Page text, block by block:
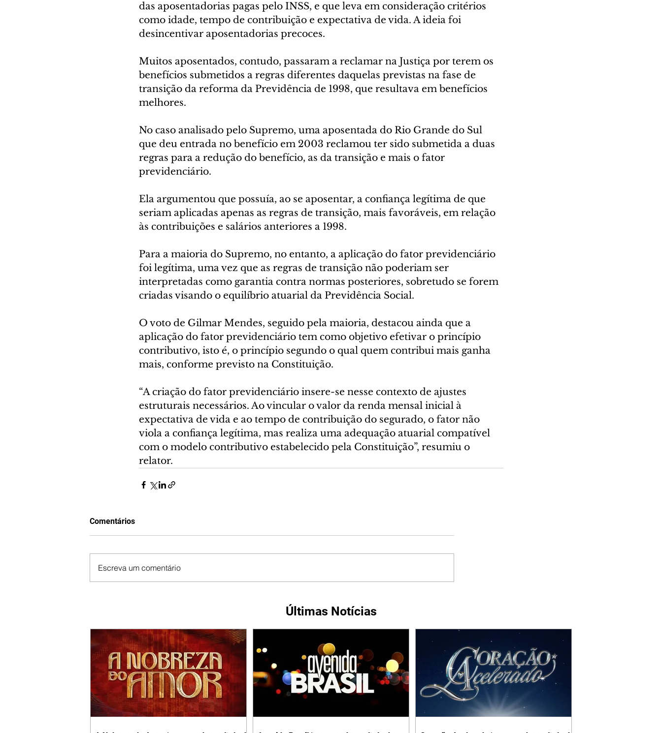
das aposentadorias pagas pelo INSS, e que leva em consideração critérios
como idade, tempo de contribuição e expectativa de vida. A ideia foi
desincentivar aposentadorias precoces.
Muitos aposentados, contudo, passaram a reclamar na Justiça por terem os
benefícios submetidos a regras diferentes daquelas previstas na fase de
transição da reforma da Previdência de 1998, que resultava em benefícios
melhores.
No caso analisado pelo Supremo, uma aposentada do Rio Grande do Sul
que deu entrada no benefício em 2003 reclamou ter sido submetida a duas
regras para a redução do benefício, as da transição e mais o fator
previdenciário.
Ela argumentou que possuía, ao se aposentar, a confiança legítima de que
seriam aplicadas apenas as regras de transição, mais favoráveis, em relação
às contribuições e salários anteriores a 1998.
Para a maioria do Supremo, no entanto, a aplicação do fator previdenciário
foi legítima, uma vez que as regras de transição não poderiam ser
interpretadas como garantia contra normas posteriores, sobretudo se forem
criadas visando o equilíbrio atuarial da Previdência Social.
O voto de Gilmar Mendes, seguido pela maioria, destacou ainda que a
aplicação do fator previdenciário tem como objetivo efetivar o princípio
contributivo, isto é, o princípio segundo o qual quem contribui mais ganha
mais, conforme previsto na Constituição.
“A criação do fator previdenciário insere-se nesse contexto de ajustes
estruturais necessários. Ao vincular o valor da renda mensal inicial à
expectativa de vida e ao tempo de contribuição do segurado, o fator não
viola a confiança legítima, mas realiza uma adequação atuarial compatível
com o modelo contributivo estabelecido pela Constituição”, resumiu o
relator.
Comentários
Escreva um comentário
Últimas Notícias